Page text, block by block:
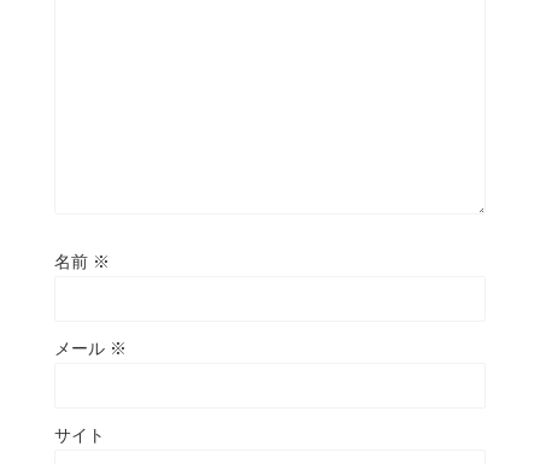
名前 ※
メール ※
サイト